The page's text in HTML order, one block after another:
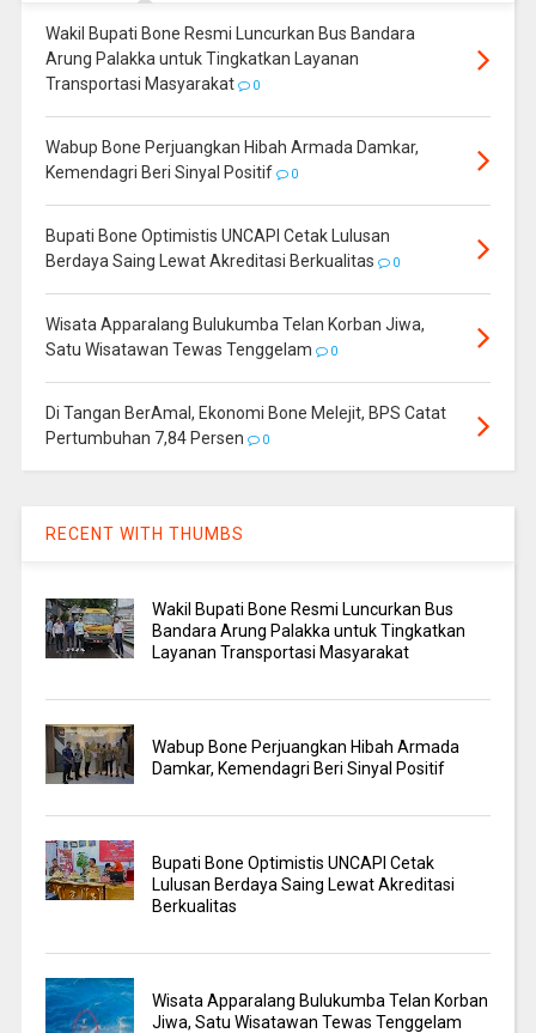
Wakil Bupati Bone Resmi Luncurkan Bus Bandara
Arung Palakka untuk Tingkatkan Layanan
Transportasi Masyarakat
0
Wabup Bone Perjuangkan Hibah Armada Damkar,
Kemendagri Beri Sinyal Positif
0
Bupati Bone Optimistis UNCAPI Cetak Lulusan
Berdaya Saing Lewat Akreditasi Berkualitas
0
Wisata Apparalang Bulukumba Telan Korban Jiwa,
Satu Wisatawan Tewas Tenggelam
0
Di Tangan BerAmal, Ekonomi Bone Melejit, BPS Catat
Pertumbuhan 7,84 Persen
0
RECENT WITH THUMBS
Wakil Bupati Bone Resmi Luncurkan Bus
Bandara Arung Palakka untuk Tingkatkan
Layanan Transportasi Masyarakat
Wabup Bone Perjuangkan Hibah Armada
Damkar, Kemendagri Beri Sinyal Positif
Bupati Bone Optimistis UNCAPI Cetak
Lulusan Berdaya Saing Lewat Akreditasi
Berkualitas
Wisata Apparalang Bulukumba Telan Korban
Jiwa, Satu Wisatawan Tewas Tenggelam